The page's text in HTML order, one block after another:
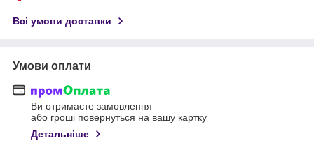
Всі умови доставки
Умови оплати
Ви отримаєте замовлення
або гроші повернуться на вашу картку
Детальніше